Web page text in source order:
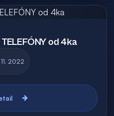
od 4ka
11. 2022